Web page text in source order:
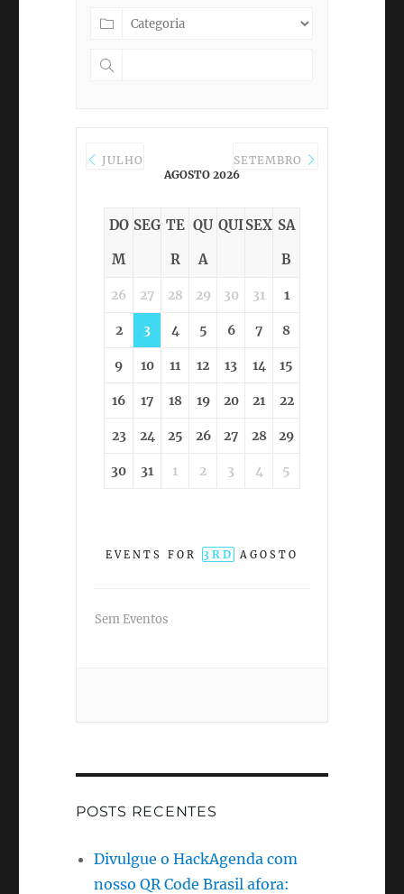
JULHO
AGOSTO 2026
SETEMBRO
DO
M
SEG TE
R
QU
A
QUISEX SA
B
26 27 28 29 30 31 1
2 3 4 5 6 7 8
9 10 11 12 13 14 15
16 17 18 19 20 21 22
23 24 25 26 27 28 29
30 31 1 2 3 4 5
EVENTS FOR 3RD AGOSTO
Sem Eventos
POSTS RECENTES
Divulgue o HackAgenda com
nosso QR Code Brasil afora: